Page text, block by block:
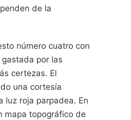
de la
número cuatro con
por las
certezas. El
una cortesía
luz roja parpadea. En
mapa topográfico de